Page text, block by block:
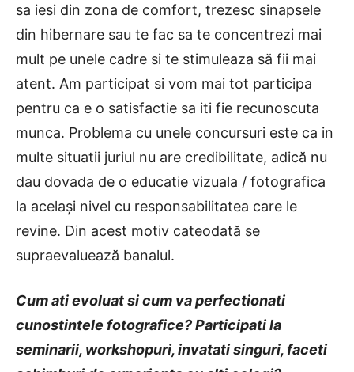
sa iesi din zona de comfort, trezesc sinapsele
din hibernare sau te fac sa te concentrezi mai
mult pe unele cadre si te stimuleaza să fii mai
atent. Am participat si vom mai tot participa
pentru ca e o satisfactie sa iti fie recunoscuta
munca. Problema cu unele concursuri este ca in
multe situatii juriul nu are credibilitate, adică nu
dau dovada de o educatie vizuala / fotografica
la același nivel cu responsabilitatea care le
revine. Din acest motiv cateodată se
supraevaluează banalul.
Cum ati evoluat si cum va perfectionati
cunostintele fotografice? Participati la
seminarii, workshopuri, invatati singuri, faceti